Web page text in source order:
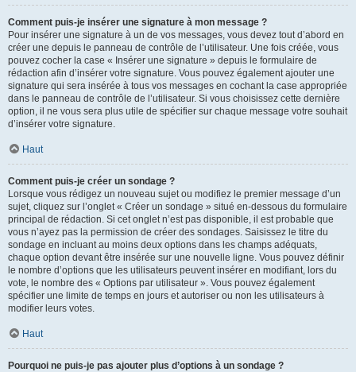
Comment puis-je insérer une signature à mon message ?
Pour insérer une signature à un de vos messages, vous devez tout d’abord en
créer une depuis le panneau de contrôle de l’utilisateur. Une fois créée, vous
pouvez cocher la case « Insérer une signature » depuis le formulaire de
rédaction afin d’insérer votre signature. Vous pouvez également ajouter une
signature qui sera insérée à tous vos messages en cochant la case appropriée
dans le panneau de contrôle de l’utilisateur. Si vous choisissez cette dernière
option, il ne vous sera plus utile de spécifier sur chaque message votre souhait
d’insérer votre signature.
Haut
Comment puis-je créer un sondage ?
Lorsque vous rédigez un nouveau sujet ou modifiez le premier message d’un
sujet, cliquez sur l’onglet « Créer un sondage » situé en-dessous du formulaire
principal de rédaction. Si cet onglet n’est pas disponible, il est probable que
vous n’ayez pas la permission de créer des sondages. Saisissez le titre du
sondage en incluant au moins deux options dans les champs adéquats,
chaque option devant être insérée sur une nouvelle ligne. Vous pouvez définir
le nombre d’options que les utilisateurs peuvent insérer en modifiant, lors du
vote, le nombre des « Options par utilisateur ». Vous pouvez également
spécifier une limite de temps en jours et autoriser ou non les utilisateurs à
modifier leurs votes.
Haut
Pourquoi ne puis-je pas ajouter plus d’options à un sondage ?